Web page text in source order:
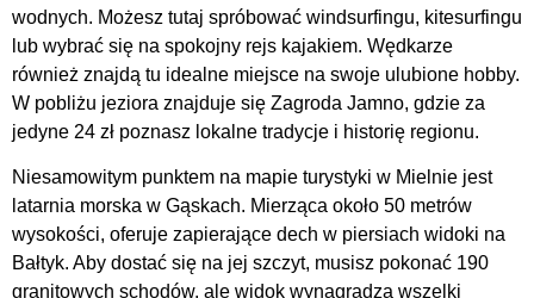
wodnych. Możesz tutaj spróbować windsurfingu, kitesurfingu
lub wybrać się na spokojny rejs kajakiem. Wędkarze
również znajdą tu idealne miejsce na swoje ulubione hobby.
W pobliżu jeziora znajduje się Zagroda Jamno, gdzie za
jedyne 24 zł poznasz lokalne tradycje i historię regionu.
Niesamowitym punktem na mapie turystyki w Mielnie jest
latarnia morska w Gąskach. Mierząca około 50 metrów
wysokości, oferuje zapierające dech w piersiach widoki na
Bałtyk. Aby dostać się na jej szczyt, musisz pokonać 190
granitowych schodów, ale widok wynagradza wszelki